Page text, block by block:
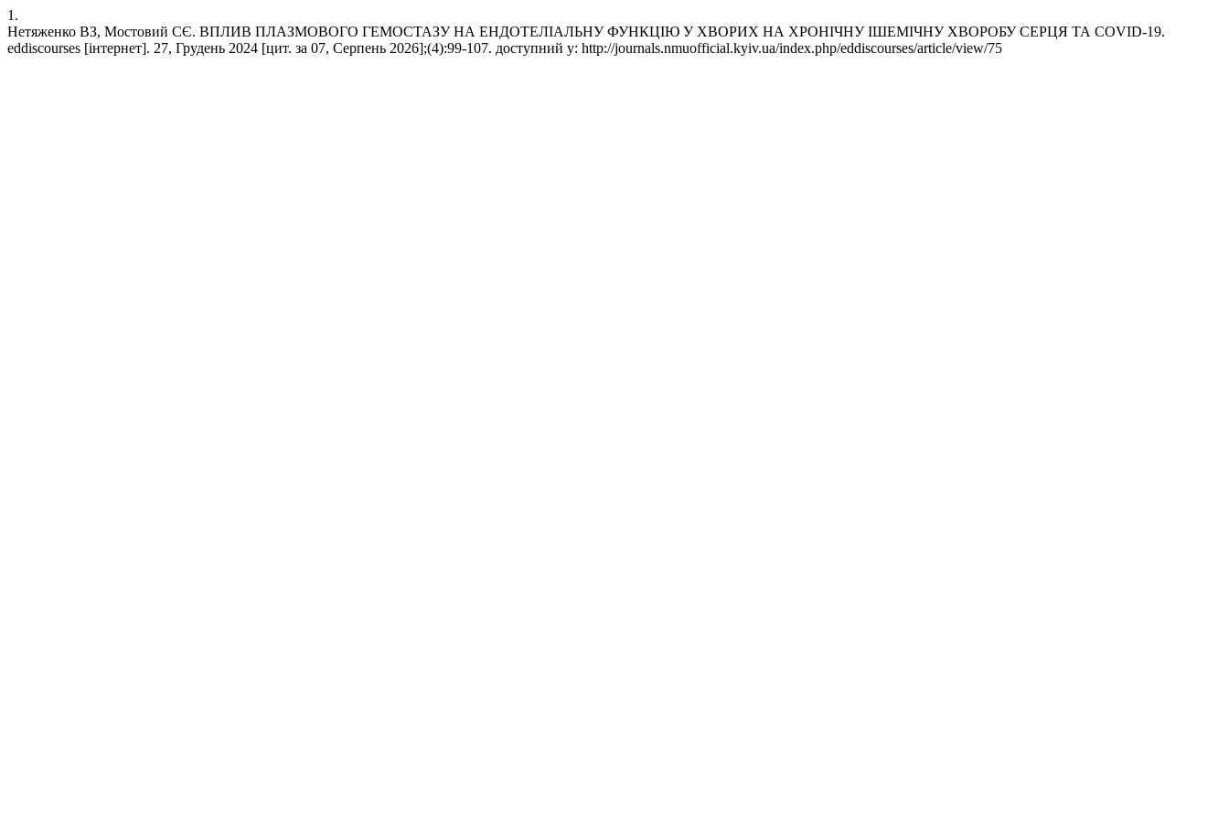
1.
Нетяженко ВЗ, Мостовий СЄ. ВПЛИВ ПЛАЗМОВОГО ГЕМОСТАЗУ НА ЕНДОТЕЛІАЛЬНУ ФУНКЦІЮ У ХВОРИХ НА ХРОНІЧНУ ІШЕМІЧНУ ХВОРОБУ СЕРЦЯ ТА COVID-19.
eddiscourses [інтернет]. 27, Грудень 2024 [цит. за 07, Серпень 2026];(4):99-107. доступний у: http://journals.nmuofficial.kyiv.ua/index.php/eddiscourses/article/view/75